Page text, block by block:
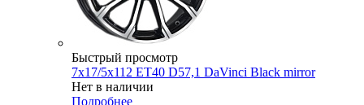
Быстрый просмотр
7x17/5x112 ET40 D57,1 DaVinci Black mirror
Нет в наличии
Подробнее